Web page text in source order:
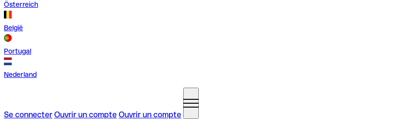
Österreich
België
Portugal
Nederland
Se connecter Ouvrir un compte Ouvrir un compte